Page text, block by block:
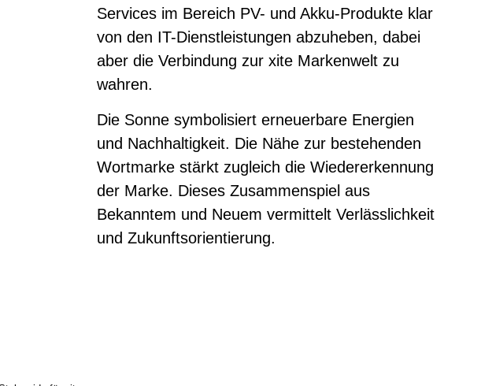
Services im Bereich PV- und Akku-Produkte klar
von den IT-Dienstleistungen abzuheben, dabei
aber die Verbindung zur xite Markenwelt zu
wahren.
Die Sonne symbolisiert erneuerbare Energien
und Nachhaltigkeit. Die Nähe zur bestehenden
Wortmarke stärkt zugleich die Wiedererkennung
der Marke. Dieses Zusammenspiel aus
Bekanntem und Neuem vermittelt Verlässlichkeit
und Zukunftsorientierung.